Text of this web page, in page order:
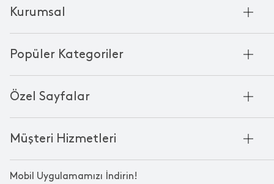
Popüler Kategoriler
Bornoz
Oda Kokusu
Özel Sayfalar
Black Friday
Sevgililer Günü
Kurumsal
Kurumsal Satış
Chakra Manifesto
Mağazalarımız
Çerez Politikası
Müşteri Hizmetleri
Kampanyalar
Mobil Uygulamamızı İndirin!